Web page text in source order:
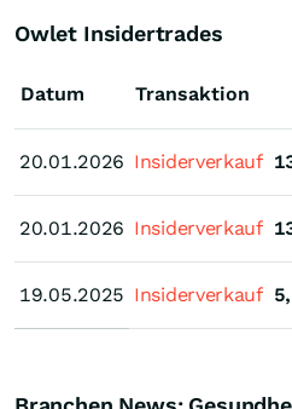
Owlet Insidertrades
Datum
20.01.2026
20.01.2026
19.05.2025
Transaktion
20.01.2026 Insiderverkauf
20.01.2026 Insiderverkauf
19.05.2025 Insiderverkauf